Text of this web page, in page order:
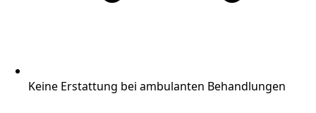
Keine Erstattung bei ambulanten Behandlungen